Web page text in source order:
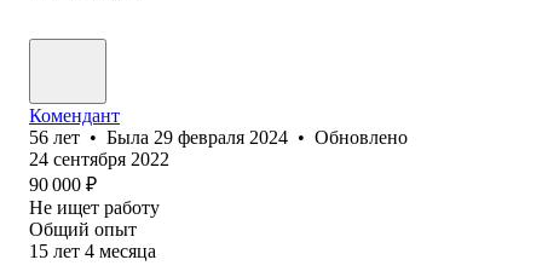
Комендант
56 лет • Была 29 февраля 2024 • Обновлено
24 сентября 2022
90 000 ₽
Не ищет работу
Общий опыт
15 лет 4 месяца